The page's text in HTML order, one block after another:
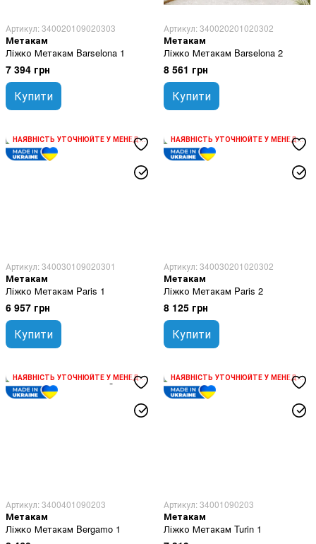
Артикул: 340020109020303
Метакам
Ліжко Метакам Barselona 1
7 394 грн
Купити
Артикул: 340020201020302
Метакам
Ліжко Метакам Barselona 2
8 561 грн
Купити
НАЯВНІСТЬ УТОЧНЮЙТЕ У МЕНЕДЖЕРА
Артикул: 340030109020301
Метакам
Ліжко Метакам Paris 1
6 957 грн
Купити
НАЯВНІСТЬ УТОЧНЮЙТЕ У МЕНЕДЖЕРА
Артикул: 340030201020302
Метакам
Ліжко Метакам Paris 2
8 125 грн
Купити
НАЯВНІСТЬ УТОЧНЮЙТЕ У МЕНЕДЖЕРА
Артикул: 3400401090203
Метакам
Ліжко Метакам Bergamo 1
НАЯВНІСТЬ УТОЧНЮЙТЕ У МЕНЕДЖЕРА
Артикул: 34001090203
Метакам
Ліжко Метакам Turin 1